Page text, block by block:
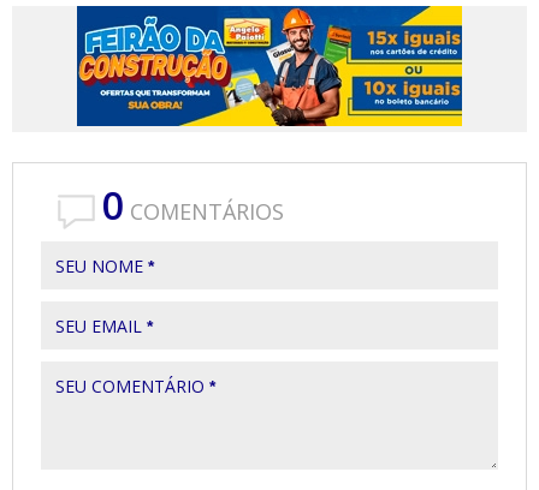
0 COMENTÁRIOS
SEU NOME *
SEU EMAIL *
SEU COMENTÁRIO *